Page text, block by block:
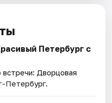
Петербург с
Дворцовая
Петербург.